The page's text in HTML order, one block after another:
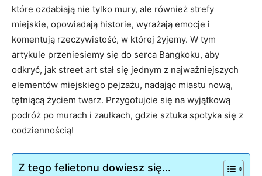
które ozdabiają nie tylko mury, ale również strefy
miejskie, opowiadają historie, wyrażają emocje i
komentują rzeczywistość, w której żyjemy. W tym
artykule przeniesiemy się do serca Bangkoku, aby
odkryć, jak street art stał się jednym z najważniejszych
elementów miejskiego pejzażu, nadając miastu nową,
tętniącą życiem twarz. Przygotujcie się na wyjątkową
podróż po murach i zaułkach, gdzie sztuka spotyka się z
codziennością!
Z tego felietonu dowiesz się...